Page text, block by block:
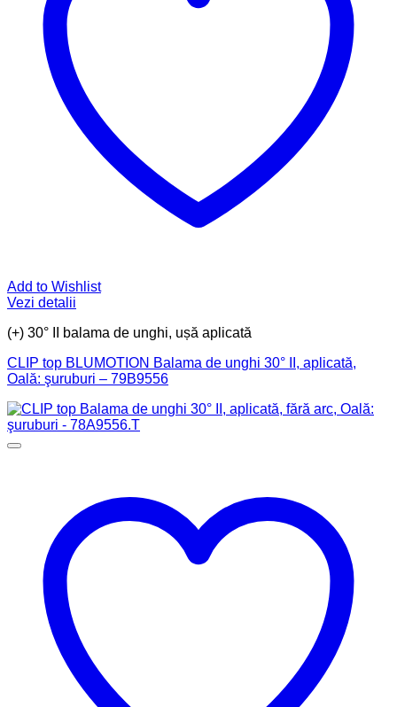
Add to Wishlist
Vezi detalii
(+) 30° II balama de unghi, ușă aplicată
CLIP top BLUMOTION Balama de unghi 30° II, aplicată,
Oală: şuruburi – 79B9556